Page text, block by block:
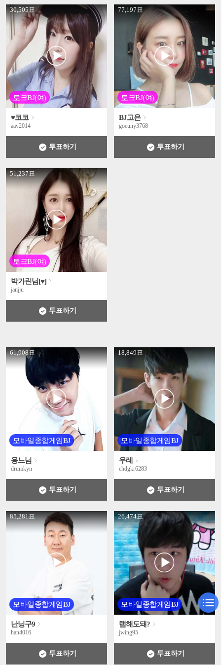
토크BJ(여)
30,505표
' +
♥코코
aay2014
투표하기
토크BJ(여)
77,197표
' +
BJ고은
goeuny3768
투표하기
토크BJ(여)
51,237표
' +
박가린님[♥]
janjju
투표하기
모바일종합게임BJ
61,908표
' +
용느님
drumkyn
투표하기
모바일종합게임BJ
18,849표
' +
우레
ehdgkr6283
투표하기
모바일종합게임BJ
85,281표
' +
난닝구9
han4016
투표하기
모바일종합게임BJ
26,474표
' +
랩해도돼?
jwing95
투표하기